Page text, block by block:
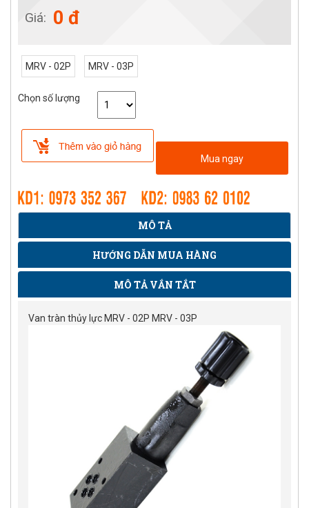
Giá: 0 đ
MRV - 02P MRV - 03P
Chọn số lượng
Mua ngay
MÔ TẢ
HƯỚNG DẪN MUA HÀNG
MÔ TẢ VẮN TẮT
Van tràn thủy lực MRV - 02P MRV - 03P